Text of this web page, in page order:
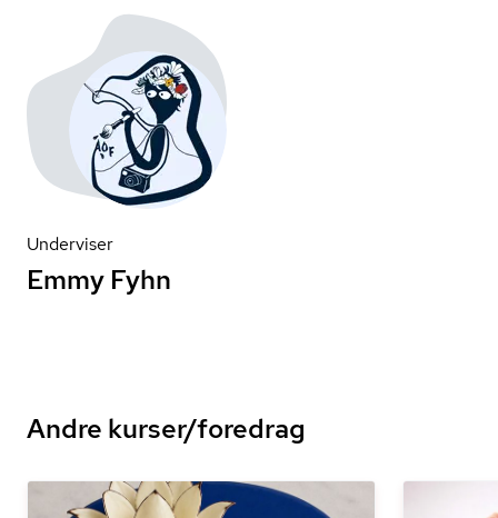
Underviser
Emmy Fyhn
Andre kurser/foredrag